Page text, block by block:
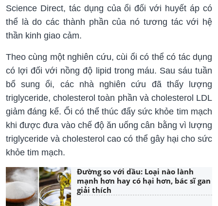
Science Direct, tác dụng của ổi đối với huyết áp có
thể là do các thành phần của nó tương tác với hệ
thần kinh giao cảm.
Theo cùng một nghiên cứu, cùi ổi có thể có tác dụng
có lợi đối với nồng độ lipid trong máu. Sau sáu tuần
bổ sung ổi, các nhà nghiên cứu đã thấy lượng
triglyceride, cholesterol toàn phần và cholesterol LDL
giảm đáng kể. Ổi có thể thúc đẩy sức khỏe tim mạch
khi được đưa vào chế độ ăn uống cân bằng vì lượng
triglyceride và cholesterol cao có thể gây hại cho sức
khỏe tim mạch.
Đường so với dầu: Loại nào lành
mạnh hơn hay có hại hơn, bác sĩ gan
giải thích